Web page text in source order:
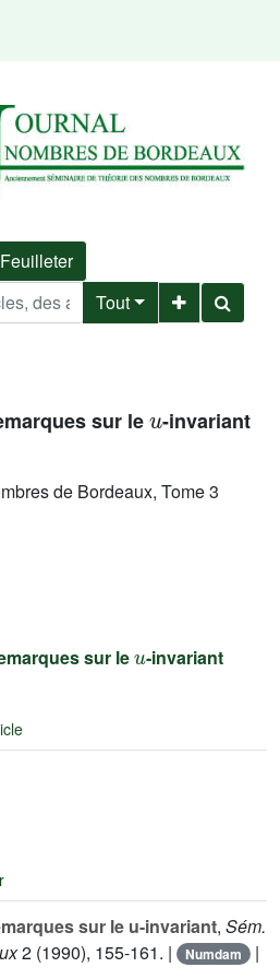
Feuilleter
Tout
sur le -invariant
de Bordeaux, Tome 3
sur le -invariant
sur le u-invariant, Sém.
2 (1990), 155-161. | Numdam |